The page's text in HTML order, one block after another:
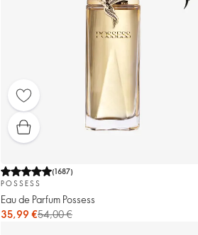
(1687)
POSSESS
Eau de Parfum Possess
35,99 €54,00 €